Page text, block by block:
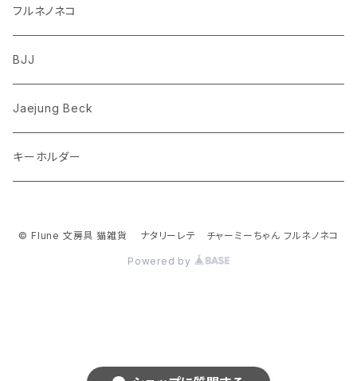
ポメラニアン
コーギー
クマ
ゾウ
トリ
ミッフィー
Richard Scarry (リチャード・スキャリー)
おぱんちゅうさぎ/んぽちゃむ
フルネノネコ
BJJ
Jaejung Beck
キーホルダー
© Flune 文房具 猫雑貨 ナタリーレテ チャーミーちゃん フルネノネコ
Powered by